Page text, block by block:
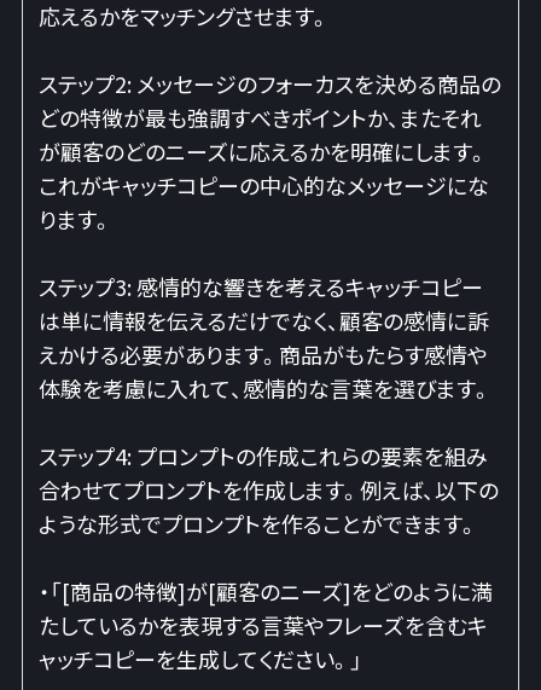
応えるかをマッチングさせます。
ステップ2: メッセージのフォーカスを決める商品の
どの特徴が最も強調すべきポイントか、またそれ
が顧客のどのニーズに応えるかを明確にします。
これがキャッチコピーの中心的なメッセージにな
ります。
ステップ3: 感情的な響きを考えるキャッチコピー
は単に情報を伝えるだけでなく、顧客の感情に訴
えかける必要があります。商品がもたらす感情や
体験を考慮に入れて、感情的な言葉を選びます。
ステップ4: プロンプトの作成これらの要素を組み
合わせてプロンプトを作成します。例えば、以下の
ような形式でプロンプトを作ることができます。
・「[商品の特徴]が[顧客のニーズ]をどのように満
たしているかを表現する言葉やフレーズを含むキ
ャッチコピーを生成してください。」